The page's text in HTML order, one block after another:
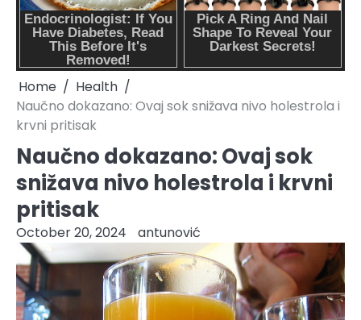
Home
Health
Naučno dokazano: Ovaj sok snižava nivo holestrola i
krvni pritisak
Naučno dokazano: Ovaj sok
snižava nivo holestrola i krvni
pritisak
October 20, 2024 antunović